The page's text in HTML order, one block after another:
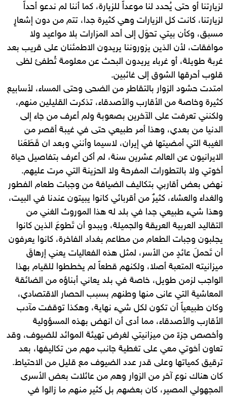
لزيارتنا أو حتى يُحدد لنا موعداً للزيارة، كما أننا لم ندعو أحداً
لزيارتنا، كانت كل الزيارات وهي كثيرة جدا، تتم من دون إشعارٍ
مسبق، وكأن بيتي تحوَل إلى أحد المزارات بلا مواعيد ولا
موافقات، لأن الذين يزوروننا يريدون الاطمئنان على قريب بعد
غربة طويلة، أو غرباء يريدون البحث عن معلومة تُطفئ لظى
قلوب أحرقها الشوق إلى غائبين.
امتدت حشود الزوار بالتقاطر من الضحى وحتى المساء، لأسابيع
كثيرة وخاصة من الأقارب والأصدقاء، تذكرت القليلين منهم،
ولكنني تعرفت على الآخرين بصعوبة ولم أعرف من جاء إلى
الدنيا من بعدي، وهذا أمر طبيعي حتى في غيبة أقصر من
الغيبة التي أمضيتها في إيران، لاسيما وأنني وبعد ان قَطَعَنا
الايرانيون عن العالم عشرين سنة، لم أكن أعرف بتفاصيل حياة
أخوتي ولا بالتطورات المفرحة ولا الحزينة التي مرت عليهم.
نهض بعض أقاربي بتكاليف الضيافة من وجبات طعام الفطور
والغداء والعشاء، كثيرٌ من أقربائي كانوا يبيتون عندنا في البيت،
وهذا شيء طبيعي جدا في بلد له هذا الموروث الغني من
التقاليد العربية العريقة والجميلة، ويبدو أن تَطوعَ الذين كانوا
يجلبون وجبات الطعام من مطاعم بغداد الفاخرة، كانوا يعرفون
أن تَحملَ عائدٍ من الأسر، لمثل هذه الفعاليات يعني إرهاقَ
ميزانيته المتعبة أصلا، ولكنهم قطعاً لم يخططوا للقيام بهذا
الواجب لزمن طويل، خاصة في بلد يعاني أبناؤه من الضائقة
المعاشية التي عانى منها وطنهم بسبب الحصار الاقتصادي،
وكان طبيعياً أن تكون لكل شيء نهاية، وهكذا توقفت مآدب
الأقارب والأصدقاء، مما أدى أن انهض بهذه المسؤولية
وأخصص جزءً من ميزانيتي لغرض تهيئة الموائد للضيوف، وقد
تعاون أخوتي معي على تغطية جانب مهم من تكاليفها، بعد
ترقيق كمياتها وعلى قدر عدد الضيوف مع قليل من الاحتياط.
كان هناك نوع آخر من الزوار وهم من عائلات بعض الأسرى
المجهولي المصير، كان بعضهم بل كثير منهم ما زالوا في